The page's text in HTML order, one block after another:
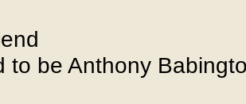
to be Anthony